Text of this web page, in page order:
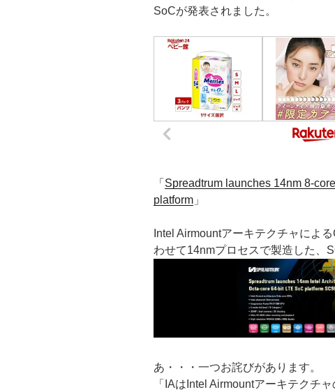
SoCが発表されました。
「 Spreadtrum launches 14nm 8-
platform 」
Intel Airmountアーキテクチャによ
わせて14nmプロセスで製造した、
あ・・・一つお詫びがあります。
「IAはIntel Airmountアーキテクチ